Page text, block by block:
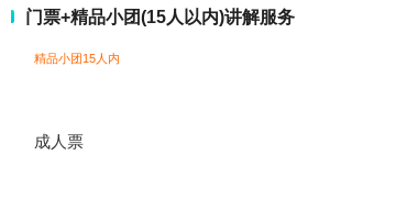
门票+精品小团(15人以内)讲解服务
精品小团15人内
成人票